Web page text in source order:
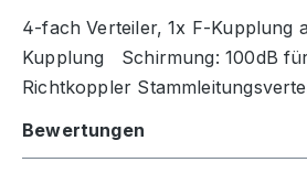
4-fach Verteiler, 1x F-Kupplung
Kupplung Schirmung: 100dB
Richtkoppler
Bewertungen